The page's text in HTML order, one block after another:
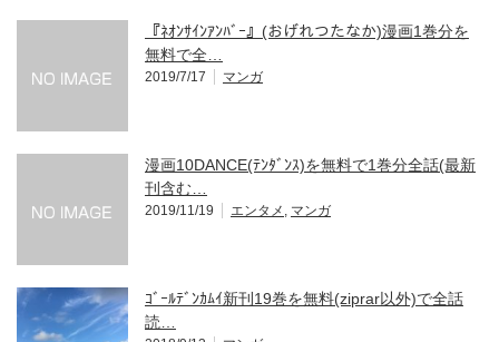
『ﾈｵﾝｻｲﾝｱﾝﾊﾞｰ』(おげれつたなか)漫画1巻分を
無料で全…
2019/7/17 マンガ
漫画10DANCE(ﾃﾝﾀﾞﾝｽ)を無料で1巻分全話(最新
刊含む…
2019/11/19 エンタメ , マンガ
ｺﾞｰﾙﾃﾞﾝｶﾑｲ新刊19巻を無料(ziprar以外)で全話
読…